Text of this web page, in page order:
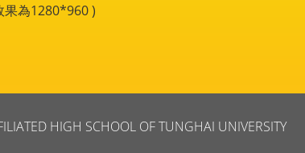
果為1280*960 )
HIGH SCHOOL OF TUNGHAI UNIVERSITY